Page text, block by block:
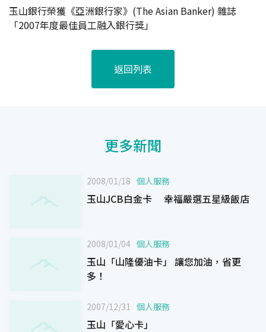
玉山銀行榮獲《亞洲銀行家》(The Asian Banker) 雜誌
「2007年度最佳員工融入銀行獎」
返回列表
更多新聞
2008/01/18 個人服務
玉山JCB白金卡 幸福嚴選五星級飯店
2008/01/04 個人服務
玉山「山隆優油卡」 讓您加油，省更
多！
2007/12/31 個人服務
玉山「愛心卡」